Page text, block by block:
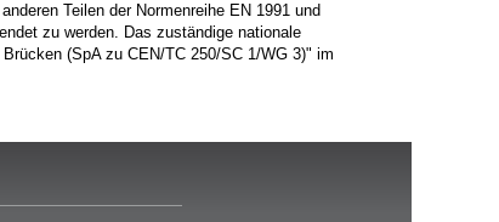
Teilen der Normenreihe EN 1991 und
zu werden. Das zuständige nationale
(SpA zu CEN/TC 250/SC 1/WG 3)" im